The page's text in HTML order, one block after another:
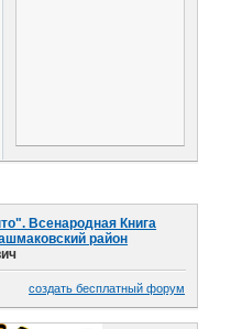
Всенародная Книга
район
создать бесплатный форум